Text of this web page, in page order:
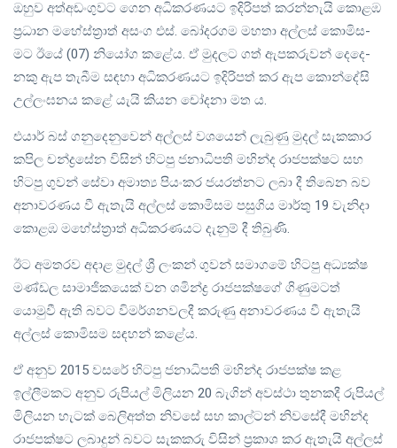
ඔහුව අත්අ­ඩං­ගු­වට ගෙන අධි­ක­ර­ණ­යට ඉදි­රි­පත් කර­න්නැයි කොළඹ
ප්‍රධාන මහේ­ස්ත්‍රාත් අසංග එස්. බෝද­ර­ගම මහතා අල්ලස් කොමි­ස­
මට ඊයේ (07) නියෝග කළේය. ඒ මුද­ලට ගත් ඇප­ක­රු­වන් දෙදෙ­
නකු ඇප තැබීම සඳහා අධි­ක­ර­ණ­යට ඉදි­රි­පත් කර ඇප කොන්දේසි
උල්ලං­ඝ­නය කළේ යැයි කියන චෝදනා මත ය.
එයාර් බස් ගනුදෙනුවෙන් අල්ලස් වශයෙන් ලැබුණු මුදල් සැකකාර
කපිල චන්ද්‍රසේන විසින් හිටපු ජනාධිපති මහින්ද රාජපක්ෂට සහ
හිටපු ගුවන් සේවා අමාත්‍ය පියංකර ජයරත්නට ලබා දී තිබෙන බව
අනාවරණය වී ඇතැයි අල්ලස් කොමිසම පසුගිය මාර්තු 19 වැනිදා
කොළඹ මහේස්ත්‍රාත් අධිකරණයට දැනුම් දී තිබුණි.
ඊට අමතරව අදාළ මුදල් ශ්‍රී ලංකන් ගුවන් සමාගමේ හිටපු අධ්‍යක්ෂ
මණ්ඩල සාමාජිකයෙක් වන ශමින්ද්‍ර රාජපක්ෂගේ ගිණුමටත්
යොමුවී ඇති බවට විමර්ශනවලදී කරුණු අනාවරණය වී ඇතැයි
අල්ලස් කොමිසම සඳහන් කළේය.
ඒ අනුව 2015 වසරේ හිටපු ජනාධිපති මහින්ද රාජපක්ෂ කළ
ඉල්ලීමකට අනුව රුපියල් මිලියන 20 බැගින් අවස්ථා තුනකදී රුපියල්
මිලියන හැටක් බෙලිඅත්ත නිවසේ සහ කාල්ටන් නිවසේදී මහින්ද
රාජපක්ෂට ලබාදුන් බවට සැකකරු විසින් ප්‍රකාශ කර ඇතැයි අල්ලස්